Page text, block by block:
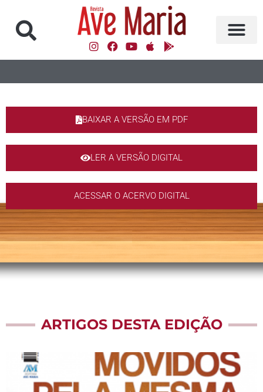
BAIXAR A VERSÃO EM PDF
LER A VERSÃO DIGITAL
ACESSAR O ACERVO DIGITAL
ARTIGOS DESTA EDIÇÃO